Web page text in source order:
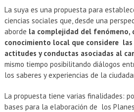
La suya es una propuesta para
ciencias sociales que, desde una
aborde la complejidad del fenómeno,
conocimiento local que considere las
actitudes y conductas asociadas al
mismo tiempo posibilitando diálogos
los saberes y experiencias de la
La propuesta tiene varias finalidades:
bases para la elaboración de los